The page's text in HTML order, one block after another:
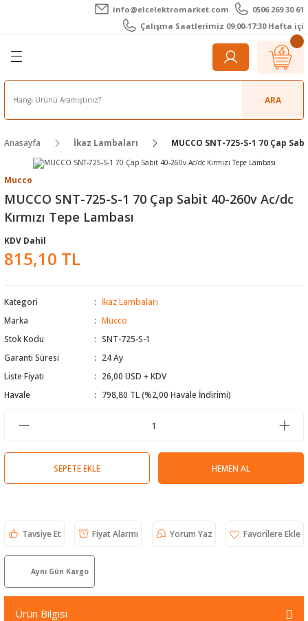
info@elcelektromarket.com
0506 269 30 61
Çalışma Saatlerimiz 09:00-17:30 Hafta içi
Geri Dön
Geri Dön
Cihazı
Geri Dön
Kameralar
Geri Dön
Cihazları
Cihazları
Geri Dön
Teli - Pasta
Geri Dön
ARA
Anasayfa İkaz Lambaları MUCCO SNT-725-S-1 70 Çap
Mucco
MUCCO SNT-725-S-1 70 Çap Sabit 40-260v Ac/dc
Kırmızı Tepe Lambası
KDV Dahil
815,10 TL
Kategori
İkaz Lambaları
Marka
Mucco
Stok Kodu
SNT-725-S-1
Garanti Süresi
24 Ay
Liste Fiyatı
26,00 USD + KDV
Havale
798,80 TL (%2,00 Havale İndirimi)
SEPETE EKLE HEMEN AL
Tavsiye Et Fiyat Alarmı Yorum Yaz
Aynı Gün Kargo
Ürün Bilgisi